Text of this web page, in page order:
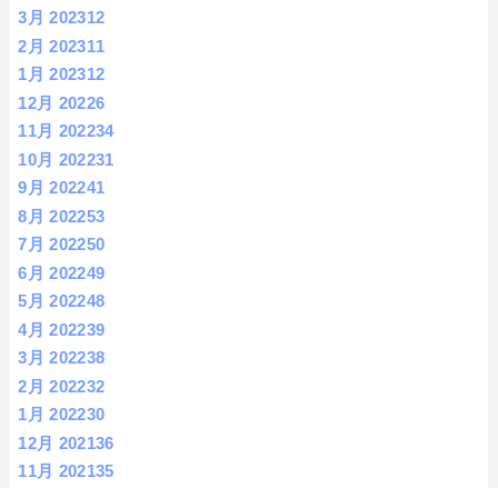
3月 202312
2月 202311
1月 202312
12月 20226
11月 202234
10月 202231
9月 202241
8月 202253
7月 202250
6月 202249
5月 202248
4月 202239
3月 202238
2月 202232
1月 202230
12月 202136
11月 202135